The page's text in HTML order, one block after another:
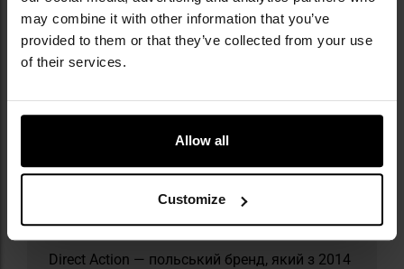
may combine it with other information that you’ve
provided to them or that they’ve collected from your use
of their services.
Allow all
Customize
Інформація про виробника та техніку безпеки
​Militaria.pl є офіційним дистриб’ютором
Direct Action — польський бренд, який з 2014